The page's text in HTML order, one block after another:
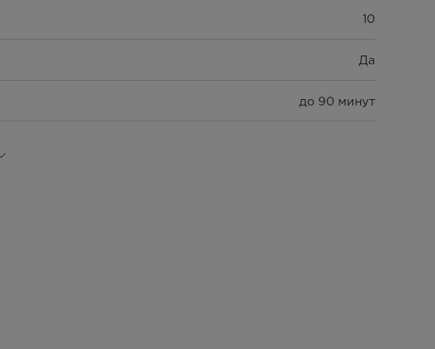
10
Да
до 90 минут